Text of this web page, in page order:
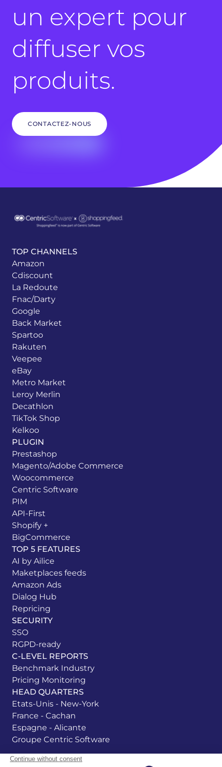
un expert pour
diffuser vos
produits.
CONTACTEZ-NOUS
TOP CHANNELS
Amazon
Cdiscount
La Redoute
Fnac/Darty
Google
Back Market
Spartoo
Rakuten
Veepee
eBay
Metro Market
Leroy Merlin
Decathlon
TikTok Shop
Kelkoo
PLUGIN
Prestashop
Magento/Adobe Commerce
Woocommerce
Centric Software
PIM
API-First
Shopify +
BigCommerce
TOP 5 FEATURES
AI by Ailice
Maketplaces feeds
Amazon Ads
Dialog Hub
Repricing
SECURITY
SSO
RGPD-ready
C-LEVEL REPORTS
Benchmark Industry
Pricing Monitoring
HEAD QUARTERS
Etats-Unis - New-York
France - Cachan
Espagne - Alicante
Groupe Centric Software